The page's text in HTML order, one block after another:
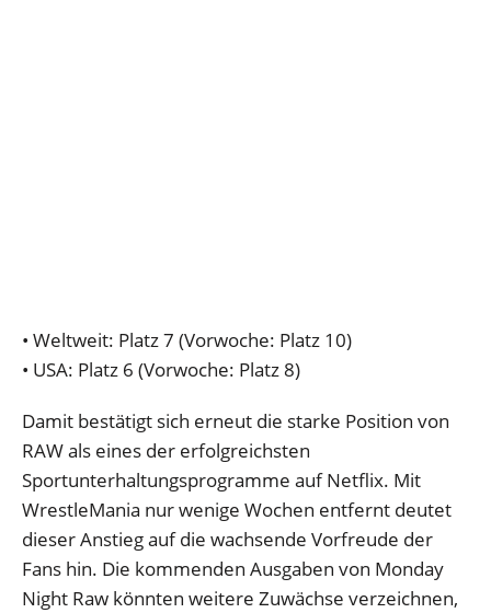
• Weltweit: Platz 7 (Vorwoche: Platz 10)
• USA: Platz 6 (Vorwoche: Platz 8)
Damit bestätigt sich erneut die starke Position von
RAW als eines der erfolgreichsten
Sportunterhaltungsprogramme auf Netflix. Mit
WrestleMania nur wenige Wochen entfernt deutet
dieser Anstieg auf die wachsende Vorfreude der
Fans hin. Die kommenden Ausgaben von Monday
Night Raw könnten weitere Zuwächse verzeichnen,